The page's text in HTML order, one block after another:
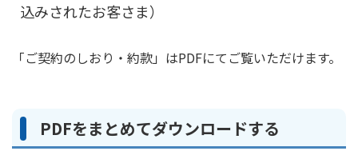
マイページログイン
入院保険金・手術保険金のご請求
保険をご検討中のお客さま
終身保険
養老保険
法人のお客さま
【まずはご相談ください】企業経営でお悩みの方はこ
法人のお客さま向け商品一覧
お役立ち情報
込みされたお客さま）
「ご契約のしおり・約款」はPDFにてご覧いただけます。
PDFをまとめてダウンロードする